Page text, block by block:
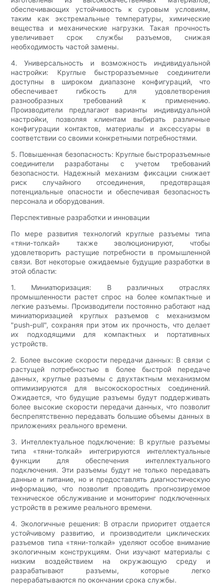
обеспечивающих устойчивость к суровым условиям,
таким как экстремальные температуры, химические
вещества и механические нагрузки. Такая прочность
увеличивает срок службы разъемов, снижая
необходимость частой замены.
4. Универсальность и возможность индивидуальной
настройки: Круглые быстроразъемные соединители
доступны в широком диапазоне конфигураций, что
обеспечивает гибкость для удовлетворения
разнообразных требований к применению.
Производители предлагают варианты индивидуальной
настройки, позволяя клиентам выбирать различные
конфигурации контактов, материалы и аксессуары в
соответствии со своими конкретными потребностями.
5. Повышенная безопасность: Круглые быстроразъемные
соединители разработаны с учетом требований
безопасности. Надежный механизм фиксации снижает
риск случайного отсоединения, предотвращая
потенциальные опасности и обеспечивая безопасность
персонала и оборудования.
Перспективные разработки и инновации
По мере развития технологий круглые разъемы типа
«тяни-толкай» также эволюционируют, чтобы
удовлетворить растущие потребности в промышленной
связи. Вот некоторые ожидаемые будущие разработки в
этой области:
1. Миниатюризация: В различных отраслях
промышленности растет спрос на более компактные и
легкие разъемы. Производители постоянно работают над
миниатюризацией круглых разъемов с механизмом
"push-pull", сохраняя при этом их прочность, что делает
их подходящими для компактных и портативных
устройств.
2. Более высокие скорости передачи данных: В связи с
растущей потребностью в более быстрой передаче
данных, круглые разъемы с двухтактным механизмом
оптимизируются для высокоскоростных соединений.
Ожидается, что будущие разъемы будут поддерживать
более высокие скорости передачи данных, что позволит
беспрепятственно передавать большие объемы данных в
приложениях реального времени.
3. Интеллектуальное подключение: В круглые разъемы
типа «тяни-толкай» интегрируются интеллектуальные
функции для обеспечения интеллектуального
подключения. Эти разъемы будут не только передавать
данные и питание, но и предоставлять диагностическую
информацию, что позволит проводить прогнозируемое
техническое обслуживание и мониторинг подключенных
устройств в режиме реального времени.
4. Экологичные решения: В отрасли приоритет отдается
устойчивому развитию, и производители циклических
разъемов типа «тяни-толкай» уделяют особое внимание
экологичным конструкциям. Они изучают материалы с
низким воздействием на окружающую среду и
разрабатывают разъемы, которые легко
перерабатываются по окончании срока службы.